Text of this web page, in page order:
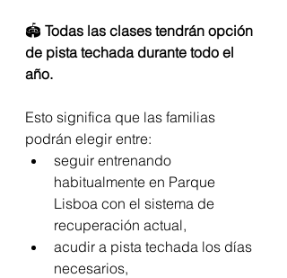
🏟️ Todas las clases tendrán opción
de pista techada durante todo el
año.
Esto significa que las familias
podrán elegir entre:
seguir entrenando
habitualmente en Parque
Lisboa con el sistema de
recuperación actual,
acudir a pista techada los días
necesarios,